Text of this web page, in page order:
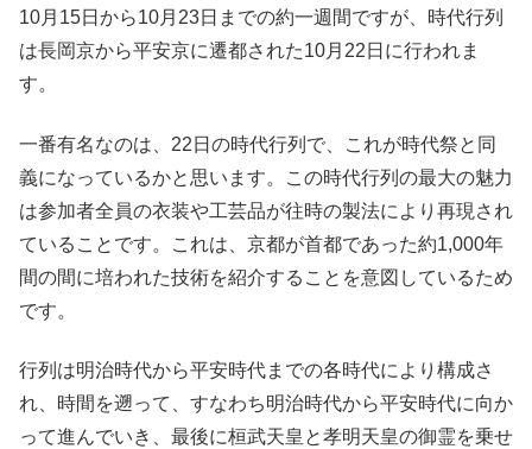
10月15日から10月23日までの約一週間ですが、時代行列
は長岡京から平安京に遷都された10月22日に行われま
す。
一番有名なのは、22日の時代行列で、これが時代祭と同
義になっているかと思います。この時代行列の最大の魅力
は参加者全員の衣装や工芸品が往時の製法により再現され
ていることです。これは、京都が首都であった約1,000年
間の間に培われた技術を紹介することを意図しているため
です。
行列は明治時代から平安時代までの各時代により構成さ
れ、時間を遡って、すなわち明治時代から平安時代に向か
って進んでいき、最後に桓武天皇と孝明天皇の御霊を乗せ